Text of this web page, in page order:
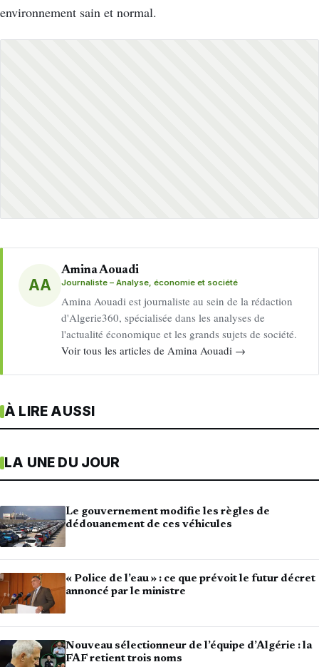
environnement sain et normal.
AA
Amina Aouadi
Journaliste – Analyse, économie et société
Amina Aouadi est journaliste au sein de la rédaction
d'Algerie360, spécialisée dans les analyses de
l'actualité économique et les grands sujets de société.
Voir tous les articles de Amina Aouadi →
À LIRE AUSSI
LA UNE DU JOUR
Le gouvernement modifie les règles de
dédouanement de ces véhicules
« Police de l’eau » : ce que prévoit le futur décret
annoncé par le ministre
Nouveau sélectionneur de l’équipe d’Algérie : la
FAF retient trois noms